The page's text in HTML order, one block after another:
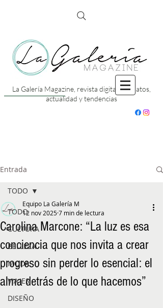
La Galería Magazine, revista digital con datos,
actualidad y tendencias
Entrada
TODO
CULTURA
BELLEZA
MODA
VIAJES
DISEÑO
TODO
Carolina Marcone: “La luz es esa
conciencia que nos invita a crear
progreso sin perder lo esencial: el
alma detrás de lo que hacemos”
Equipo La Galería M
12 nov 20257 min de lectura